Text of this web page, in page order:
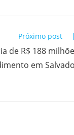
Próximo post
de R$ 188
em